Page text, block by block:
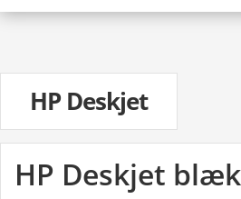
HP Fax
HP Laserjet P
HP Laserjet Pro
HP Neverstop
HP Officejet
HP Officejet pro
HP Deskjet
HP Deskjet